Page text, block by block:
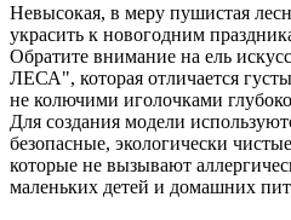
Невысокая, в меру пушистая
украсить к новогодним
Обратите внимание на ель
ЛЕСА", которая отличается
не колючими иголочками
Для создания модели
безопасные, экологически
которые не вызывают
маленьких детей и домашних